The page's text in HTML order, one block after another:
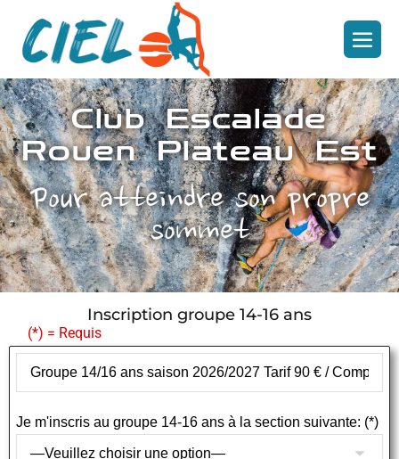
Club Escalade
Rouen Plateau Est
Pour atteindre son propre
sommet
Inscription groupe 14-16 ans
(*) = Requis
Je m'inscris au groupe 14-16 ans à la section suivante: (*)